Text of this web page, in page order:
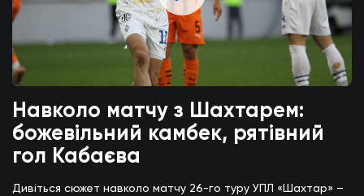
Навколо матчу з Шахтарем:
божевільний камбек, рятівний
гол Кабаєва
Дивіться сюжет навколо матчу 26-го туру УПЛ «Шахтар» –